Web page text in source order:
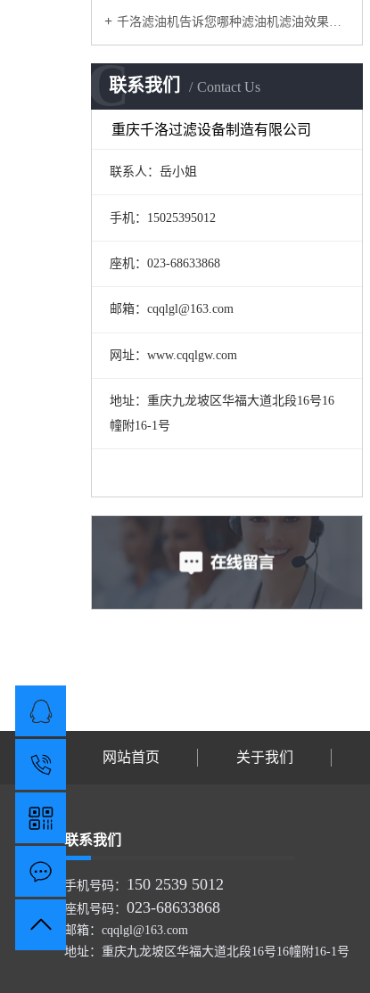
千洛滤油机告诉您哪种滤油机滤油效果好？
联系我们 Contact Us
C
重庆千洛过滤设备制造有限公司
联系人：岳小姐
手机：15025395012
座机：023-68633868
邮箱：cqqlgl@163.com
网址：www.cqqlgw.com
地址：重庆九龙坡区华福大道北段16号16
幢附16-1号
网站首页 关于我们
联系我们
手机号码： 150 2539 5012
座机号码： 023-68633868
邮箱： cqqlgl@163.com
地址：重庆九龙坡区华福大道北段16号16幢附16-1号
15025395012